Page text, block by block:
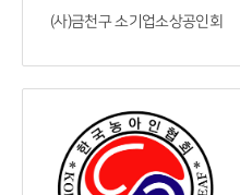
(사)금천구 소기업소상공인회